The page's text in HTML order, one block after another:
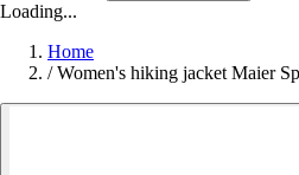
Loading...
Home
/ Women's hiking jacket Maier